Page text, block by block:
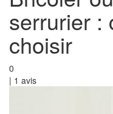
serrurier :
choisir
0
| 1 avis